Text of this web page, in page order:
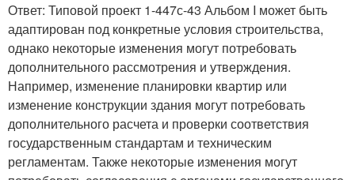
Ответ: Типовой проект 1-447с-43 Альбом I может быть
адаптирован под конкретные условия строительства,
однако некоторые изменения могут потребовать
дополнительного рассмотрения и утверждения.
Например, изменение планировки квартир или
изменение конструкции здания могут потребовать
дополнительного расчета и проверки соответствия
государственным стандартам и техническим
регламентам. Также некоторые изменения могут